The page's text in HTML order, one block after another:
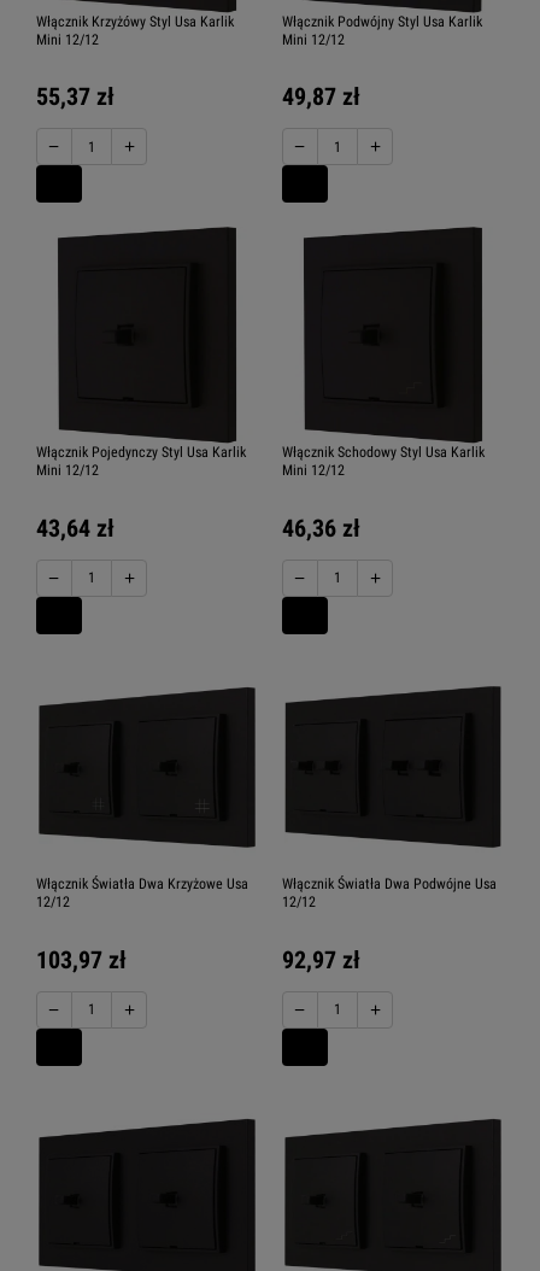
Włącznik Krzyżówy Styl Usa Karlik
Mini 12/12
55,37 zł
− +
Włącznik Podwójny Styl Usa Karlik
Mini 12/12
49,87 zł
− +
Włącznik Pojedynczy Styl Usa Karlik
Mini 12/12
43,64 zł
− +
Włącznik Schodowy Styl Usa Karlik
Mini 12/12
46,36 zł
− +
Włącznik Światła Dwa Krzyżowe Usa
12/12
103,97 zł
− +
Włącznik Światła Dwa Podwójne Usa
12/12
92,97 zł
− +